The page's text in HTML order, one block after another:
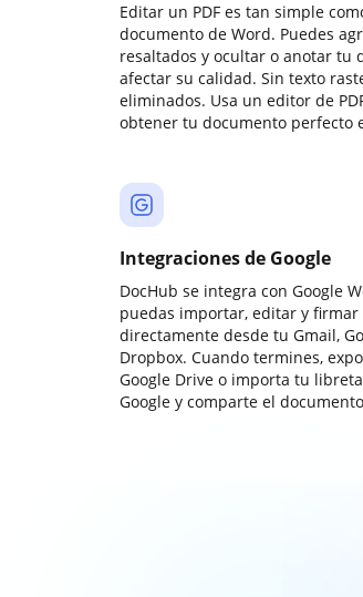
Editar un PDF es tan simple
documento de Word. Puedes
resaltados y ocultar o anotar tu
afectar su calidad. Sin texto
eliminados. Usa un editor de
obtener tu documento perfecto
Integraciones de Google
DocHub se integra con Google
puedas importar, editar y firmar
directamente desde tu Gmail,
Dropbox. Cuando termines,
Google Drive o importa tu
Google y comparte el